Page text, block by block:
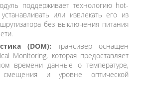
поддерживает технологию hot-
или извлекать его из
без выключения питания
(DOM): трансивер оснащен
Monitoring, которая предоставляет
времени данные о температуре,
смещения и уровне оптической